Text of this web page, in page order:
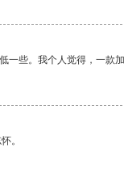
一些。我个人觉得，一款
。